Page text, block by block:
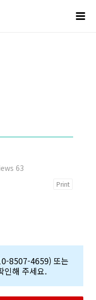
63
Print
8507-4659) 또는
인해 주세요.